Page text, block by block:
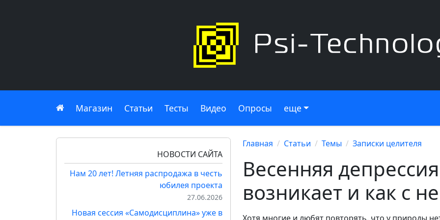
Главная
Магазин Статьи Тесты Видео Опросы еще
НОВОСТИ САЙТА
Нам 20 лет! Летняя распродажа в честь
юбилея проекта
27.06.2026
Новая сессия «Самодисциплина» уже в
Главная Статьи Темы Записки целителя
Весенняя
возникает и как с